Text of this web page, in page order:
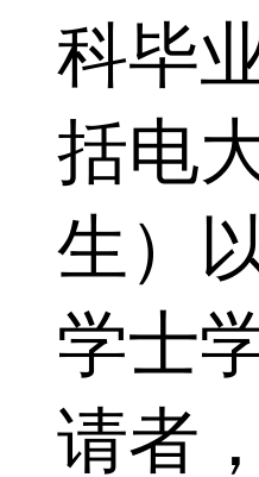
科毕
括电
生）
学士
请者